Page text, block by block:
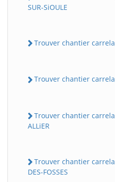
SUR-SiOULE
Trouver chantier
Trouver chantier
Trouver chantier
ALLiER
Trouver chantier
DES-FOSSES